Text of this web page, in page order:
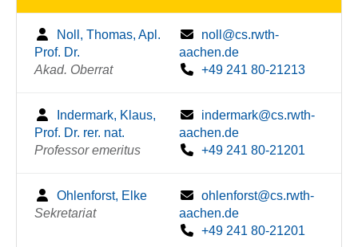
Noll, Thomas, Apl.
Prof. Dr.
Akad. Oberrat
noll@cs.rwth-
aachen.de
+49 241 80-21213
Indermark, Klaus,
Prof. Dr. rer. nat.
Professor emeritus
indermark@cs.rwth-
aachen.de
+49 241 80-21201
Ohlenforst, Elke
Sekretariat
ohlenforst@cs.rwth-
aachen.de
+49 241 80-21201